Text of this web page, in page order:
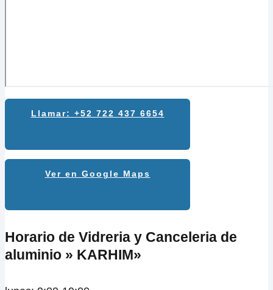
Llamar: +52 722 437 6654
Ver en Google Maps
Horario de Vidreria y Canceleria de
aluminio » KARHIM»